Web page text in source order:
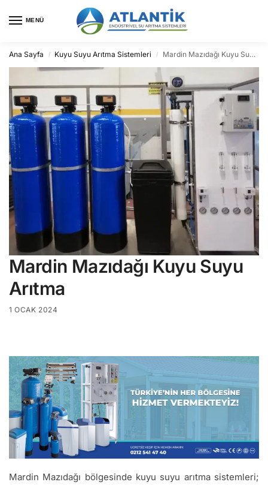
MENÜ
Ana Sayfa / Kuyu Suyu Arıtma Sistemleri / Mardin Mazıdağı Kuyu Suyu Arıtma
Mardin Mazıdağı Kuyu Suyu
Arıtma
1 OCAK 2024
Mardin Mazıdağı bölgesinde kuyu suyu arıtma sistemleri;